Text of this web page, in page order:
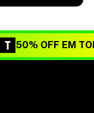
50% OFF EM